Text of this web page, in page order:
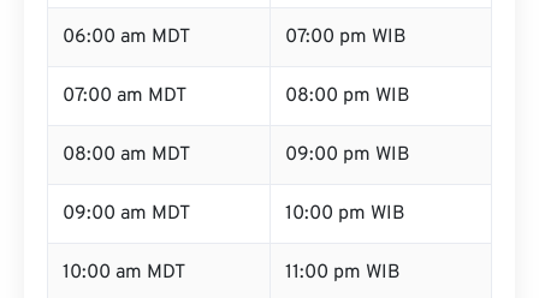
06:00 am MDT 07:00 pm WIB
07:00 am MDT 08:00 pm WIB
08:00 am MDT 09:00 pm WIB
09:00 am MDT 10:00 pm WIB
10:00 am MDT 11:00 pm WIB